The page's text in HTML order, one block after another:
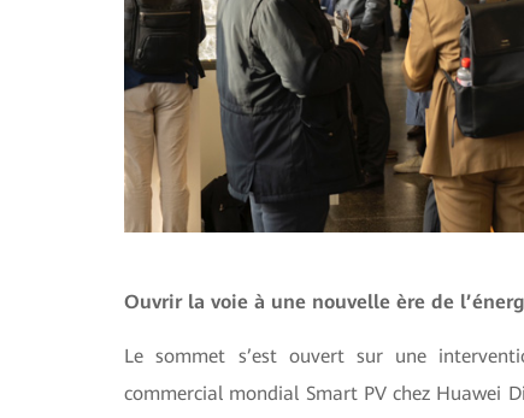
Ouvrir la voie à une nouvelle ère de
Le sommet s’est ouvert sur une
commercial mondial Smart PV chez Huawei